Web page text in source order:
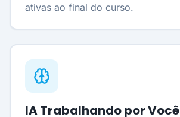
ativas ao final do curso.
IA Trabalhando por Você